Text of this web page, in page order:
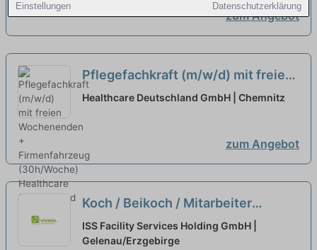
Einstellungen Datenschutzerklärung
zum Angebot
Pflegefachkraft (m/w/d) mit freien
Wochenenden + Firmenfahrzeug
Healthcare Deutschland GmbH | Chemnitz
zum Angebot
Koch / Beikoch / Mitarbeiter
Service (m/w/d) - Ohne
Wochenendarbeit
ISS Facility Services Holding GmbH |
Gelenau/Erzgebirge